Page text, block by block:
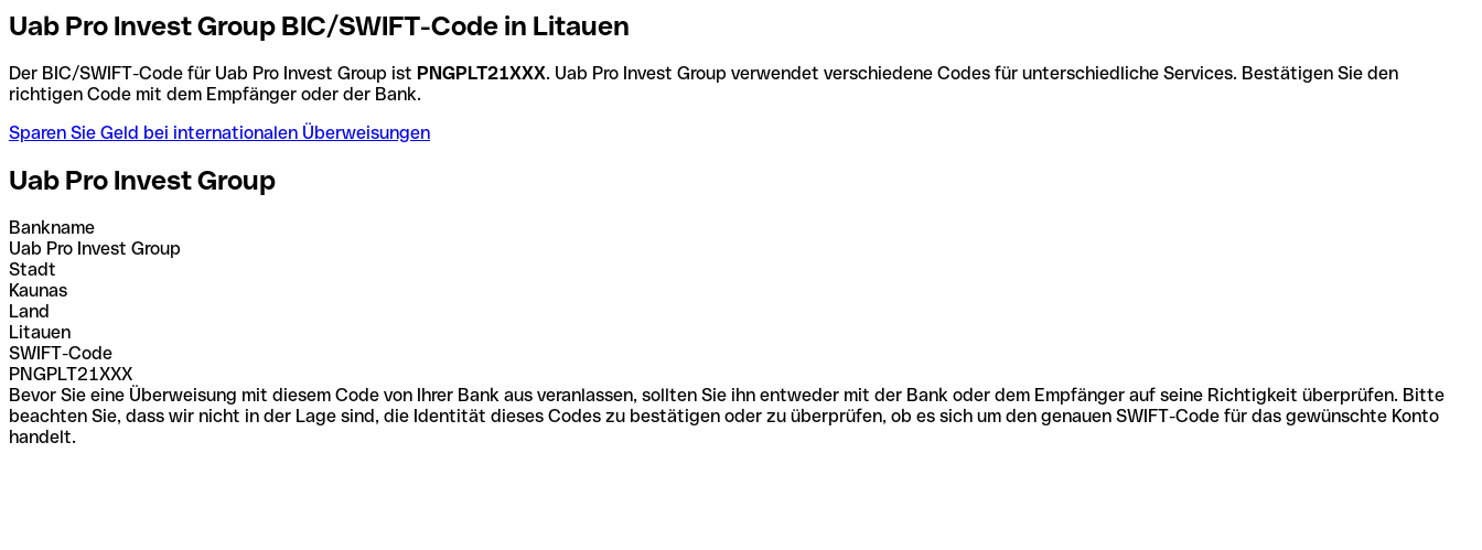
Uab Pro Invest Group BIC/SWIFT-Code in Litauen
Der BIC/SWIFT-Code für Uab Pro Invest Group ist PNGPLT21XXX. Uab Pro Invest Group verwendet verschiedene Codes für unterschiedliche Services. Bestätigen Sie den
richtigen Code mit dem Empfänger oder der Bank.
Sparen Sie Geld bei internationalen Überweisungen
Uab Pro Invest Group
Bankname
Uab Pro Invest Group
Stadt
Kaunas
Land
Litauen
SWIFT-Code
PNGPLT21XXX
Bevor Sie eine Überweisung mit diesem Code von Ihrer Bank aus veranlassen, sollten Sie ihn entweder mit der Bank oder dem Empfänger auf seine Richtigkeit überprüfen. Bitte
beachten Sie, dass wir nicht in der Lage sind, die Identität dieses Codes zu bestätigen oder zu überprüfen, ob es sich um den genauen SWIFT-Code für das gewünschte Konto
handelt.